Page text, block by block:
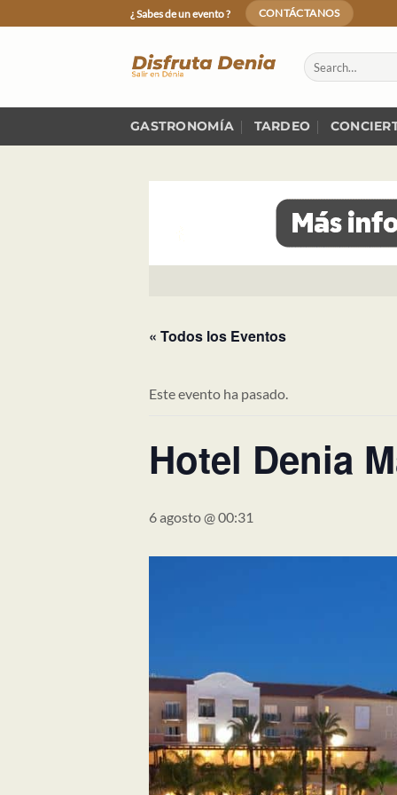
to
¿ Sabes de un evento ? CONTÁCTANOS
GASTRONOMÍA TARDEO
« Todos los Eventos
Este evento ha pasado.
Hotel Denia
6 agosto @ 00:31